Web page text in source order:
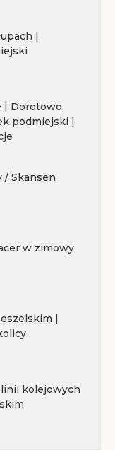
|
| Dorotowo,
podmiejski |
/ Skansen
w zimowy
|
kolejowych